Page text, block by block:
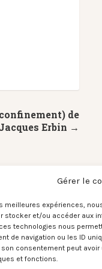
Gérer le
meilleures expériences,
stocker et/ou accéder aux
technologies nous
de navigation ou les ID
son consentement peut
et fonctions.
de
Erbin →